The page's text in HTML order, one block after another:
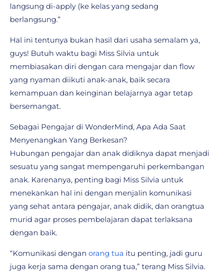
langsung di-apply (ke kelas yang sedang
berlangsung.”
Hal ini tentunya bukan hasil dari usaha semalam ya,
guys! Butuh waktu bagi Miss Silvia untuk
membiasakan diri dengan cara mengajar dan flow
yang nyaman diikuti anak-anak, baik secara
kemampuan dan keinginan belajarnya agar tetap
bersemangat.
Sebagai Pengajar di WonderMind, Apa Ada Saat
Menyenangkan Yang Berkesan?
Hubungan pengajar dan anak didiknya dapat menjadi
sesuatu yang sangat mempengaruhi perkembangan
anak. Karenanya, penting bagi Miss Silvia untuk
menekankan hal ini dengan menjalin komunikasi
yang sehat antara pengajar, anak didik, dan orangtua
murid agar proses pembelajaran dapat terlaksana
dengan baik.
“Komunikasi dengan orang tua itu penting, jadi guru
juga kerja sama dengan orang tua,” terang Miss Silvia.